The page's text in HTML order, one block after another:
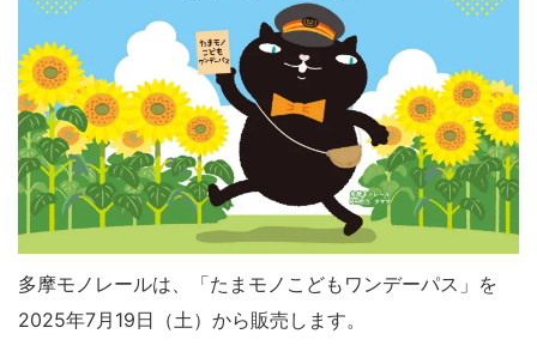
多摩モノレールは、「たまモノこどもワンデーパス」を
2025年7月19日（土）から販売します。